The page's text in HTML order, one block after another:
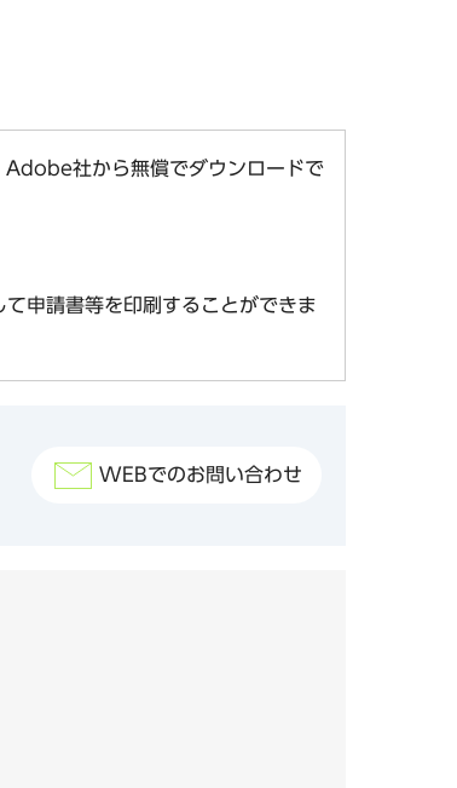
社から無償でダウンロードで
申請書等を印刷することができま
WEBでのお問い合わせ